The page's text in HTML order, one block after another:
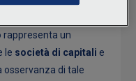
bilanci 2026
rappresenta un
le società di capitali e
osservanza di tale